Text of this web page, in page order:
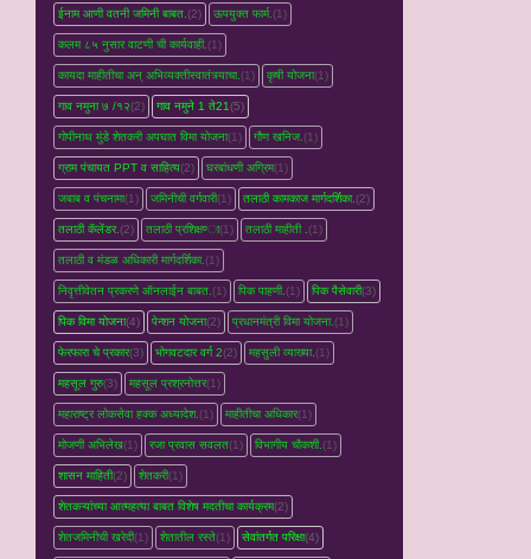
ईनाम आणी वतनी जमिनी बाबत. (2) ऊपयुक्त फार्म. (1)
कलम ८५ नुसार वाटणी ची कार्यवाही. (1)
कायदा माहीतीचा अन् अभिव्यक्तीस्वातंत्र्याचा. (1) कृषी योजना(1)
गाव नमुना ७ /१२(2) गाव नमुने 1 ते21(5)
गोपीनाथ मुंडे शेतकरी अपघात विमा योजना(1) गौण खनिज. (1)
ग्राम पंचायत PPT व साहित्य(2) घरबांधणी अग्रिम(1)
जबाब व पंचनामा(1) जमिनीची वर्गवारी(1) तलाठी कामकाज मार्गदर्शिका.(2)
तलाठी कॅलेंडर.(2) तलाठी प्रशिक्षण्‍ा(1) तलाठी माहीती . (1)
तलाठी व मंडळ अधिकारी मार्गदर्शिका. (1)
निवृत्तीवेतन प्रकरणे ऑनलाईन बाबत. (1) पिक पाहणी. (1) पिक पैसेवारी(3)
पिक विमा योजना(4) पेन्शन योजना(2) प्रधानमंत्री विमा योजना. (1)
फेरफारा चे प्रकार(3) भोगवटदार वर्ग 2(2) महसुली व्‍याख्‍या. (1)
महसूल गुरु(3) महसूल प्रश्रनोत्तर(1)
महाराष्ट्र लोकसेवा हक्क अध्यादेश. (1) माहीतीचा अधिकार(1)
मोजणी अभिलेख(1) रजा प्रवास सवलत(1) विभागीय चौकशी. (1)
शासन माहिती(2) शेतकरी(1)
शेतकऱ्यांच्‍या आत्महत्‍या बाबत विशेष मदतीचा कार्यक्रम(2)
शेतजमिनीची खरेदी(1) शेतातील रस्‍ते(1) सेवांतर्गत परिक्षा(4)